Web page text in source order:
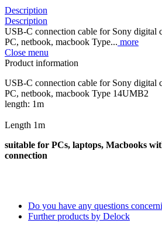
Description
Description
USB-C connection cable for Sony digital
PC, netbook, macbook Type... more
Close menu
Product information
USB-C connection cable for Sony digital
PC, netbook, macbook Type 14UMB2
length: 1m
Length 1m
suitable for PCs, laptops, Macbooks
connection
Do you have any questions
Further products by Delock